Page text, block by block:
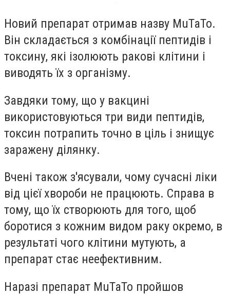
Новий препарат отримав назву MuTaTo.
Він складається з комбінації пептидів і
токсину, які ізолюють ракові клітини і
виводять їх з організму.
Завдяки тому, що у вакцині
використовуються три види пептидів,
токсин потрапить точно в ціль і знищує
заражену ділянку.
Вчені також з'ясували, чому сучасні ліки
від цієї хвороби не працюють. Справа в
тому, що їх створюють для того, щоб
боротися з кожним видом раку окремо, в
результаті чого клітини мутують, а
препарат стає неефективним.
Наразі препарат MuTaTo пройшов